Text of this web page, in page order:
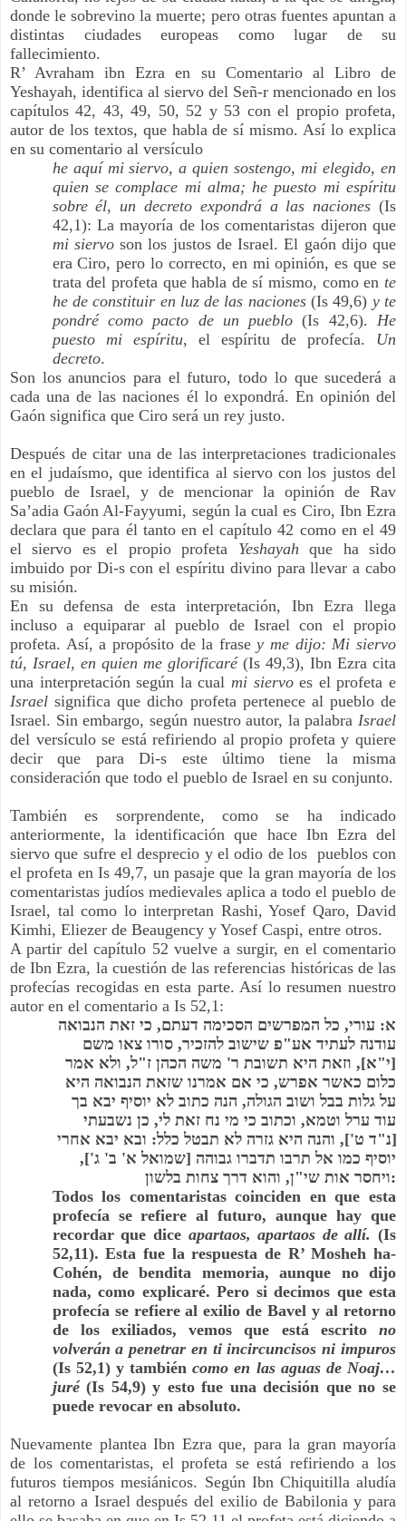
donde le sobrevino la muerte; pero otras fuentes apuntan a
distintas ciudades europeas como lugar de su
fallecimiento.
R’ Avraham ibn Ezra en su Comentario al Libro de
Yeshayah, identifica al siervo del Señ-r mencionado en los
capítulos 42, 43, 49, 50, 52 y 53 con el propio profeta,
autor de los textos, que habla de sí mismo. Así lo explica
en su comentario al versículo
he aquí mi siervo, a quien sostengo, mi elegido, en
quien se complace mi alma; he puesto mi espíritu
sobre él, un decreto expondrá a las naciones (Is
mi siervo son los justos de Israel. El gaón dijo que
era Ciro, pero lo correcto, en mi opinión, es que se
trata del profeta que habla de sí mismo, como en te
he de constituir en luz de las naciones (Is 49,6) y te
pondré como pacto de un pueblo (Is 42,6). He
puesto mi espíritu, el espíritu de profecía. Un
decreto.
Son los anuncios para el futuro, todo lo que sucederá a
cada una de las naciones él lo expondrá. En opinión del
Gaón significa que Ciro será un rey justo.
Después de citar una de las interpretaciones tradicionales
en el judaísmo, que identifica al siervo con los justos del
pueblo de Israel, y de mencionar la opinión de Rav
Sa’adia Gaón Al-Fayyumi, según la cual es Ciro, Ibn Ezra
declara que para él tanto en el capítulo 42 como en el 49
el siervo es el propio profeta Yeshayah que ha sido
imbuido por Di-s con el espíritu divino para llevar a cabo
su misión.
En su defensa de esta interpretación, Ibn Ezra llega
incluso a equiparar al pueblo de Israel con el propio
profeta. Así, a propósito de la frase y me dijo: Mi siervo
tú, Israel, en quien me glorificaré (Is 49,3), Ibn Ezra cita
una interpretación según la cual mi siervo es el profeta e
Israel significa que dicho profeta pertenece al pueblo de
Israel. Sin embargo, según nuestro autor, la palabra Israel
del versículo se está refiriendo al propio profeta y quiere
decir que para Di-s este último tiene la misma
consideración que todo el pueblo de Israel en su conjunto.
También es sorprendente, como se ha indicado
anteriormente, la identificación que hace Ibn Ezra del
siervo que sufre el desprecio y el odio de los  pueblos con
el profeta en Is 49,7, un pasaje que la gran mayoría de los
comentaristas judíos medievales aplica a todo el pueblo de
Israel, tal como lo interpretan Rashi, Yosef Qaro, David
Kimhi, Eliezer de Beaugency y Yosef Caspi, entre otros.
A partir del capítulo 52 vuelve a surgir, en el comentario
de Ibn Ezra, la cuestión de las referencias históricas de las
profecías recogidas en esta parte. Así lo resumen nuestro
autor en el comentario a Is 52,1:
ויחסר אות שי"ן, והוא דרך צחות בלשון:
Todos los comentaristas coinciden en que esta
profecía se refiere al futuro, aunque hay que
recordar que dice apartaos, apartaos de allí. (Is
52,11). Esta fue la respuesta de R’ Mosheh ha-
Cohén, de bendita memoria, aunque no dijo
nada, como explicaré. Pero si decimos que esta
profecía se refiere al exilio de Bavel y al retorno
de los exiliados, vemos que está escrito no
volverán a penetrar en ti incircuncisos ni impuros
(Is 52,1) y también como en las aguas de Noaj…
juré (Is 54,9) y esto fue una decisión que no se
puede revocar en absoluto.
Nuevamente plantea Ibn Ezra que, para la gran mayoría
de los comentaristas, el profeta se está refiriendo a los
futuros tiempos mesiánicos. Según Ibn Chiquitilla aludía
al retorno a Israel después del exilio de Babilonia y para